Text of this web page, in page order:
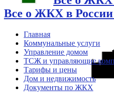
Все о ЖКХ в
Главная
Коммунальные услуги
Управление домом
ТСЖ и управляющие
Тарифы и цены
Дом и недвижимость
Документы по ЖКХ